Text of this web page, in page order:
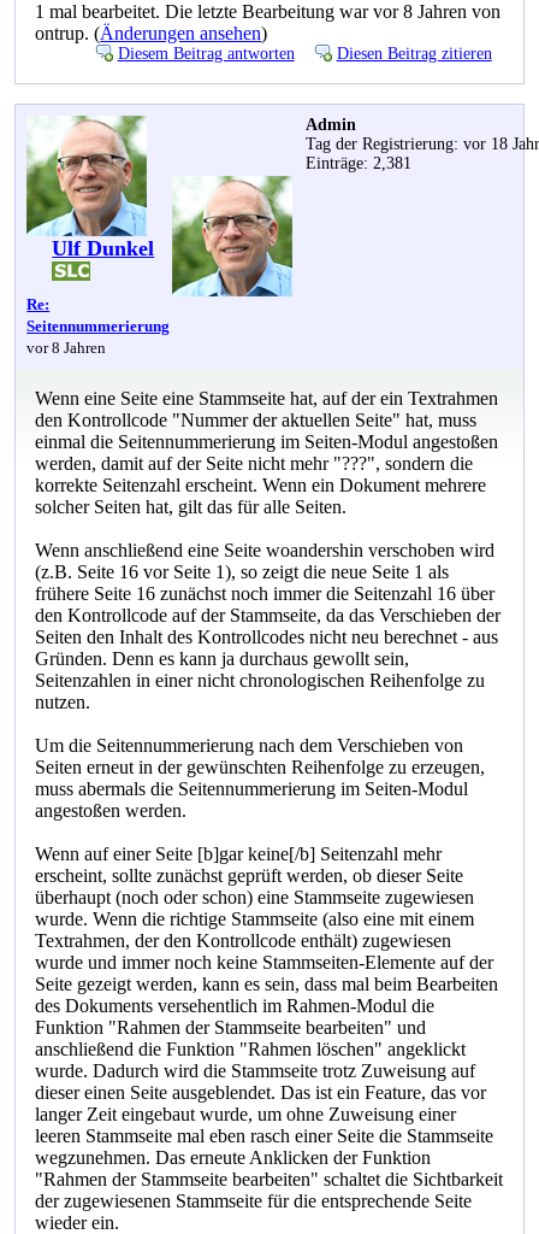
1 mal bearbeitet. Die letzte Bearbeitung war vor 8 Jahren von
ontrup. (Änderungen ansehen)
Diesem Beitrag antworten Diesen Beitrag zitieren
Ulf Dunkel
Re:
Seitennummerierung
vor 8 Jahren
Admin
Tag der Registrierung: vor 18
Einträge: 2,381
Wenn eine Seite eine Stammseite hat, auf der ein Textrahmen
den Kontrollcode "Nummer der aktuellen Seite" hat, muss
einmal die Seitennummerierung im Seiten-Modul angestoßen
werden, damit auf der Seite nicht mehr "???", sondern die
korrekte Seitenzahl erscheint. Wenn ein Dokument mehrere
solcher Seiten hat, gilt das für alle Seiten.
Wenn anschließend eine Seite woandershin verschoben wird
(z.B. Seite 16 vor Seite 1), so zeigt die neue Seite 1 als
frühere Seite 16 zunächst noch immer die Seitenzahl 16 über
den Kontrollcode auf der Stammseite, da das Verschieben der
Seiten den Inhalt des Kontrollcodes nicht neu berechnet - aus
Gründen. Denn es kann ja durchaus gewollt sein,
Seitenzahlen in einer nicht chronologischen Reihenfolge zu
nutzen.
Um die Seitennummerierung nach dem Verschieben von
Seiten erneut in der gewünschten Reihenfolge zu erzeugen,
muss abermals die Seitennummerierung im Seiten-Modul
angestoßen werden.
Wenn auf einer Seite [b]gar keine[/b] Seitenzahl mehr
erscheint, sollte zunächst geprüft werden, ob dieser Seite
überhaupt (noch oder schon) eine Stammseite zugewiesen
wurde. Wenn die richtige Stammseite (also eine mit einem
Textrahmen, der den Kontrollcode enthält) zugewiesen
wurde und immer noch keine Stammseiten-Elemente auf der
Seite gezeigt werden, kann es sein, dass mal beim Bearbeiten
des Dokuments versehentlich im Rahmen-Modul die
Funktion "Rahmen der Stammseite bearbeiten" und
anschließend die Funktion "Rahmen löschen" angeklickt
wurde. Dadurch wird die Stammseite trotz Zuweisung auf
dieser einen Seite ausgeblendet. Das ist ein Feature, das vor
langer Zeit eingebaut wurde, um ohne Zuweisung einer
leeren Stammseite mal eben rasch einer Seite die Stammseite
wegzunehmen. Das erneute Anklicken der Funktion
"Rahmen der Stammseite bearbeiten" schaltet die Sichtbarkeit
der zugewiesenen Stammseite für die entsprechende Seite
wieder ein.